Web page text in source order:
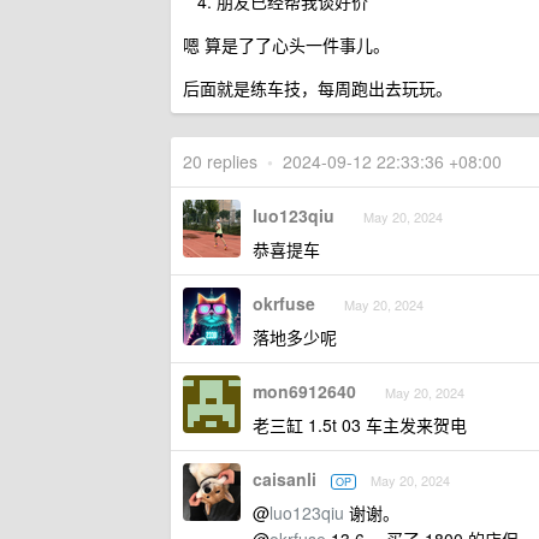
嗯 算是了了心头一件事儿。
后面就是练车技，每周跑出去玩玩。
20 replies • 2024-09-12 22:33:36 +08:00
luo123qiu May 20, 2024
恭喜提车
okrfuse May 20, 2024
落地多少呢
mon6912640 May 20, 2024
老三缸 1.5t 03 车主发来贺电
caisanli OP May 20, 2024
@luo123qiu 谢谢。